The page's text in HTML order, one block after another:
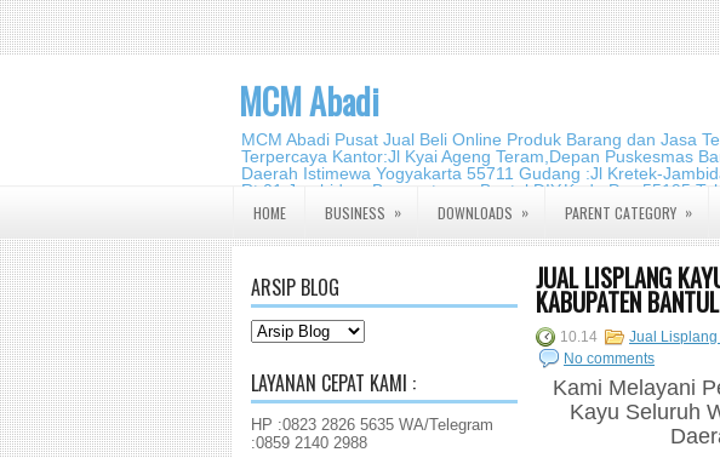
MCM Abadi
MCM Abadi Pusat Jual Beli Online Produk Barang dan Jasa
Terpercaya Kantor:Jl Kyai Ageng Teram,Depan Puskesmas
Daerah Istimewa Yogyakarta 55711 Gudang :Jl Kretek-
Rt.01,Jambidan, Banguntapan,Bantul,DIY.Kode Pos:55195
2140 2988
HOME BUSINESS » DOWNLOADS » PARENT CATEGORY »
ARSIP BLOG
LAYANAN CEPAT KAMI :
HP :0823 2826 5635 WA/Telegram
:0859 2140 2988
JUAL LISPLANG
KABUPATEN BANTUL
10.14
Jual Lisplang
No comments
Kami Melayani
Kayu Seluruh